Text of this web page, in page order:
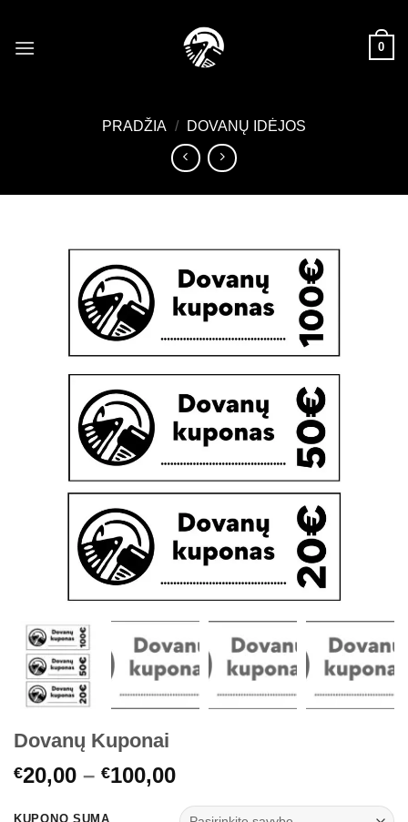
content
0
PRADŽIA / DOVANŲ IDĖJOS
Dovanų Kuponai
€20,00 – €100,00Price
KUPONO SUMA